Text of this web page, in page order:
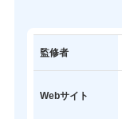
監修者
Webサイト